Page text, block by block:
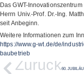
Das GWT-
Herrn Univ.-Prof. Dr.-Ing.
seit Anbeginn.
Wei­tere Infor­ma­tio­nen zum
https://www.g‑wt.de/de/
baubetrieb
Zurück